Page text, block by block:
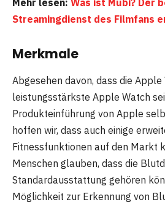
Mehr lesen: Was ist Mubi? Der
Streamingdienst des Filmfans
Merkmale
Abgesehen davon, dass die
leistungsstärkste Apple Watch
Produkteinführung von Apple
hoffen wir, dass auch einige
Fitnessfunktionen auf den Markt
Menschen glauben, dass die
Standardausstattung gehören
Möglichkeit zur Erkennung von